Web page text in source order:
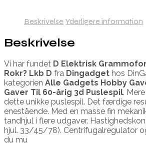
Beskrivelse Yderligere information
Beskrivelse
Vi har fundet D Elektrisk
Rokr? Lkb D fra Dingadget hos
kategorien Alle Gadgets Hobby
Gaver Til 60-årig 3d Puslespil.
dette unikke puslespil. Det færdige
enestående. Med en masse fin
tandhjul i flere udgaver.
hjul. 33/45/78). Centrifugalregulator
du mu